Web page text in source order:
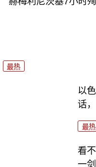
最热
以
话
最热
看
一